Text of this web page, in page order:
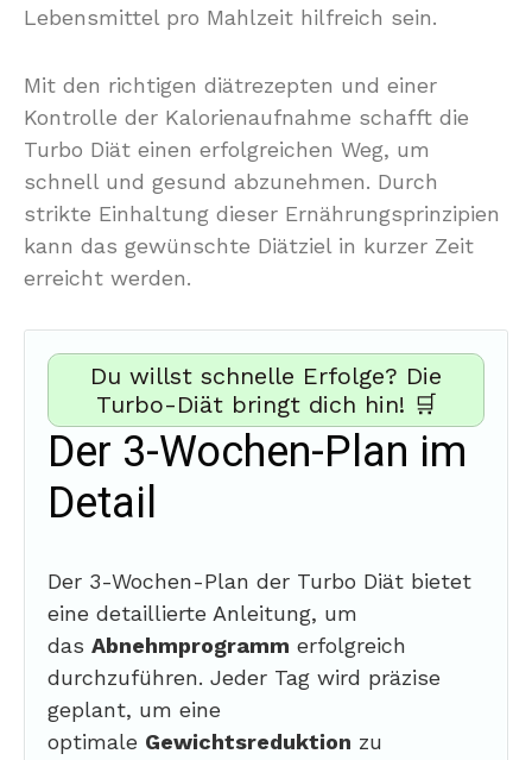
Lebensmittel pro Mahlzeit hilfreich sein.
Mit den richtigen diätrezepten und einer
Kontrolle der Kalorienaufnahme schafft die
Turbo Diät einen erfolgreichen Weg, um
schnell und gesund abzunehmen. Durch
strikte Einhaltung dieser Ernährungsprinzipien
kann das gewünschte Diätziel in kurzer Zeit
erreicht werden.
Du willst schnelle Erfolge? Die
Turbo-Diät bringt dich hin! 🛒
Der 3-Wochen-Plan im
Detail
Der 3-Wochen-Plan der Turbo Diät bietet
eine detaillierte Anleitung, um
das Abnehmprogramm erfolgreich
durchzuführen. Jeder Tag wird präzise
geplant, um eine
optimale Gewichtsreduktion zu